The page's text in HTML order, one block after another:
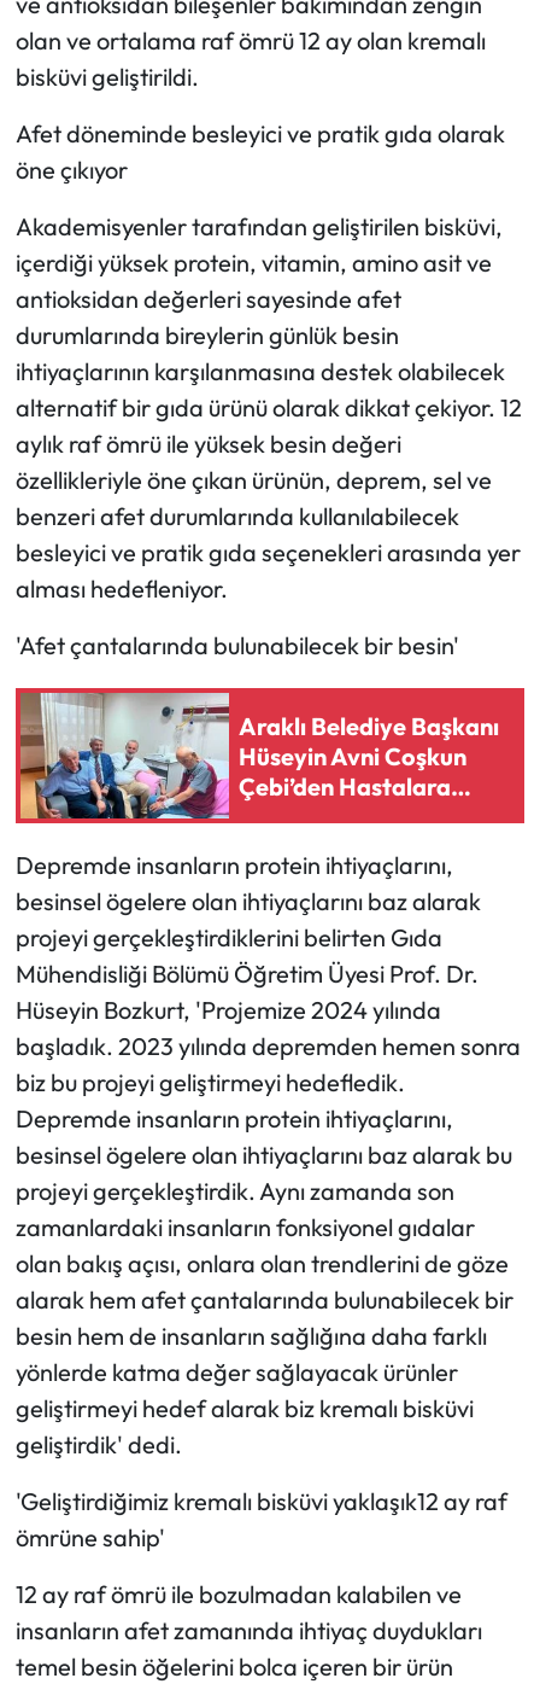
olan ve ortalama raf ömrü 12 ay olan kremalı
bisküvi geliştirildi.
Afet döneminde besleyici ve pratik gıda olarak
öne çıkıyor
Akademisyenler tarafından geliştirilen bisküvi,
içerdiği yüksek protein, vitamin, amino asit ve
antioksidan değerleri sayesinde afet
durumlarında bireylerin günlük besin
ihtiyaçlarının karşılanmasına destek olabilecek
alternatif bir gıda ürünü olarak dikkat çekiyor. 12
aylık raf ömrü ile yüksek besin değeri
özellikleriyle öne çıkan ürünün, deprem, sel ve
benzeri afet durumlarında kullanılabilecek
besleyici ve pratik gıda seçenekleri arasında yer
alması hedefleniyor.
'Afet çantalarında bulunabilecek bir besin'
Araklı Belediye Başkanı
Hüseyin Avni Coşkun
Çebi’den Hastalara
Moral Ziyareti
Depremde insanların protein ihtiyaçlarını,
besinsel ögelere olan ihtiyaçlarını baz alarak
projeyi gerçekleştirdiklerini belirten Gıda
Mühendisliği Bölümü Öğretim Üyesi Prof. Dr.
Hüseyin Bozkurt, 'Projemize 2024 yılında
başladık. 2023 yılında depremden hemen sonra
biz bu projeyi geliştirmeyi hedefledik.
Depremde insanların protein ihtiyaçlarını,
besinsel ögelere olan ihtiyaçlarını baz alarak bu
projeyi gerçekleştirdik. Aynı zamanda son
zamanlardaki insanların fonksiyonel gıdalar
olan bakış açısı, onlara olan trendlerini de göze
alarak hem afet çantalarında bulunabilecek bir
besin hem de insanların sağlığına daha farklı
yönlerde katma değer sağlayacak ürünler
geliştirmeyi hedef alarak biz kremalı bisküvi
geliştirdik' dedi.
'Geliştirdiğimiz kremalı bisküvi yaklaşık12 ay raf
ömrüne sahip'
12 ay raf ömrü ile bozulmadan kalabilen ve
insanların afet zamanında ihtiyaç duydukları
temel besin öğelerini bolca içeren bir ürün